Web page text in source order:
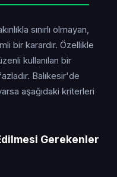
sınırlı olmayan,
bir karardır. Özellikle
kullanılan bir
Balıkesir'de
aşağıdaki kriterleri
Gerekenler